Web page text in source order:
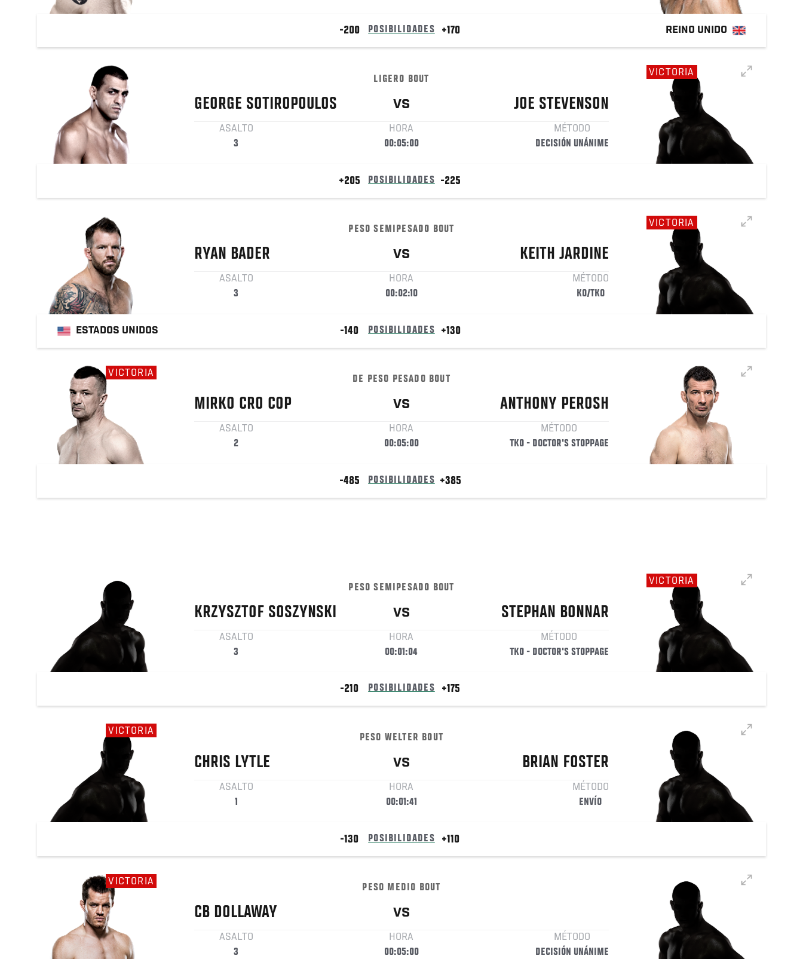
-200 POSIBILIDADES +170 REINO UNIDO
LIGERO BOUT
GEORGE SOTIROPOULOS VS JOE STEVENSON
ASALTO
3
HORA
00:05:00
MÉTODO
DECISIÓN UNÁNIME
VICTORIA
+205 POSIBILIDADES -225
PESO SEMIPESADO BOUT
RYAN BADER VS KEITH JARDINE
ASALTO
3
HORA
00:02:10
MÉTODO
KO/TKO
VICTORIA
ESTADOS UNIDOS -140 POSIBILIDADES +130
VICTORIA
DE PESO PESADO BOUT
MIRKO CRO COP VS ANTHONY PEROSH
ASALTO
2
HORA
00:05:00
MÉTODO
TKO - DOCTOR'S STOPPAGE
-485 POSIBILIDADES +385
PESO SEMIPESADO BOUT
KRZYSZTOF SOSZYNSKI VS STEPHAN BONNAR
ASALTO
3
HORA
00:01:04
MÉTODO
TKO - DOCTOR'S STOPPAGE
VICTORIA
-210 POSIBILIDADES +175
VICTORIA
PESO WELTER BOUT
CHRIS LYTLE VS BRIAN FOSTER
ASALTO
1
HORA
00:01:41
MÉTODO
ENVÍO
-130 POSIBILIDADES +110
VICTORIA
PESO MEDIO BOUT
CB DOLLAWAY VS
ASALTO
3
HORA
00:05:00
MÉTODO
DECISIÓN UNÁNIME